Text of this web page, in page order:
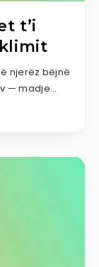
t’i
njerëz bëjnë
— madje…